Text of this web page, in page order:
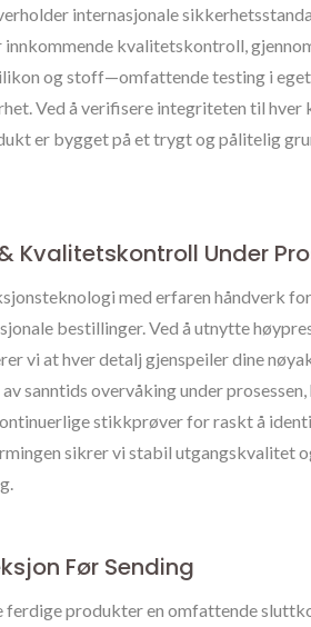
internasjonale
innkommende kvalitetskontroll,
og stoff—omfattende testing i
Ved å verifisere integriteten til hver
er bygget på et trygt og pålitelig
Kvalitetskontroll Under
med erfaren håndverk
bestillinger. Ved å utnytte
vi at hver detalj gjenspeiler dine
sanntids overvåking under
stikkprøver for raskt å
sikrer vi stabil utgangskvalitet
Før Sending
ferdige produkter en omfattende